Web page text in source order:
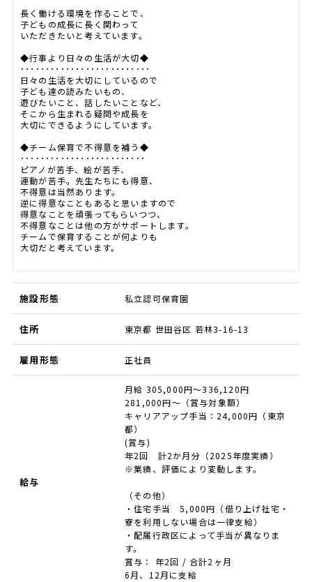
長く働ける環境を作ることで、
子どもの成長に長く関わって
いただきたいと考えています。
◆行事より日々の生活が大切◆
･･････････････････････････
日々の生活を大切にしているので
子ども達の読みたいもの、
遊びたいこと、話したいことなど、
そこから生まれる疑問や成長を
大切にできるようにしています。
◆チーム保育で不得意を補う◆
･････････････････････････
ピアノが苦手、絵が苦手、
運動が苦手。先生たちにも得意、
不得意は当然あります。
逆に得意なこともあると思いますので
得意なことを頑張ってもらいつつ、
不得意なことは他の方がサポートします。
チームで保育することが何よりも
大切だと考えています。
施設形態 私立認可保育園
住所 東京都 世田谷区 若林3-16-13
雇用形態 正社員
給与
月給 305,000円～336,120円
281,000円～（賞与対象額）
キャリアアップ手当：24,000円（東京
都）
(賞与)
年2回 計2か月分（2025年度実績）
※業績、評価により変動します。
（その他）
・住宅手当 5,000円（借り上げ社宅・
寮を利用しない場合は一律支給）
・配属行政区によって手当が異なりま
す。
賞与： 年2回 / 合計2ヶ月
6月、12月に支給